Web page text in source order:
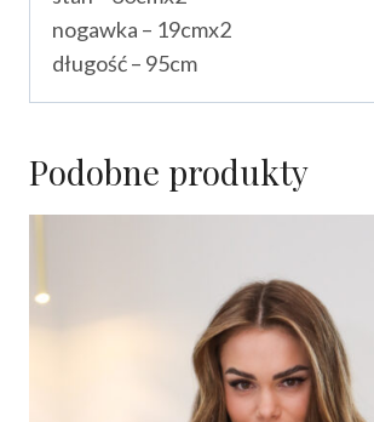
nogawka – 19cmx2
długość – 95cm
Podobne produkty